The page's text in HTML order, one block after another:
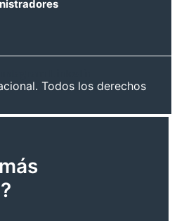
Todos los derechos